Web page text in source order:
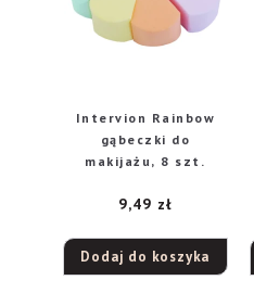
Intervion Rainbow
gąbeczki do
makijażu, 8 szt.
9,49 zł
Dodaj do koszyka